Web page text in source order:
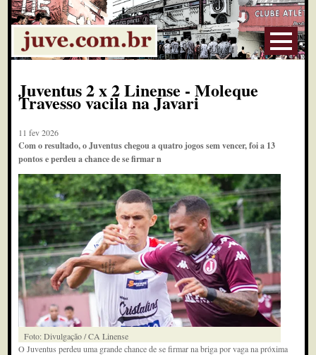
Juventus 2 x 2 Linense - Moleque
Travesso vacila na Javari
11 fev 2026
Com o resultado, o Juventus chegou a quatro jogos sem vencer, foi a 13
pontos e perdeu a chance de se firmar n
Foto: Divulgação / CA Linense
O Juventus perdeu uma grande chance de se firmar na briga por vaga na próxima